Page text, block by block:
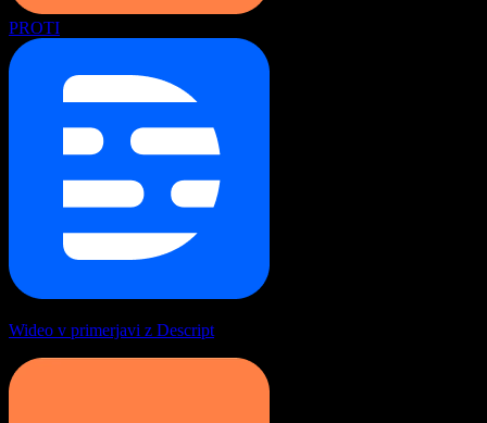
PROTI
Wideo v primerjavi z Descript